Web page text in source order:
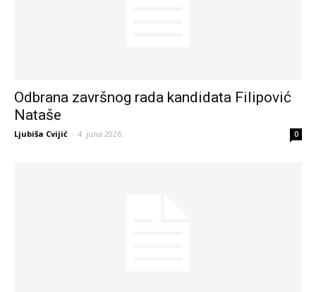
Odbrana završnog rada kandidata Filipović
Nataše
Ljubiša Cvijić - 4. juna 2026. 0